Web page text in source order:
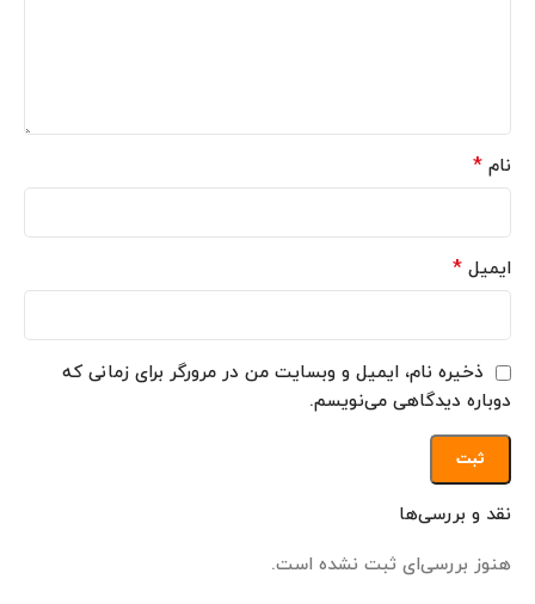
نقد و بررسی‌ها
هنوز بررسی‌ای ثبت نشده است.
نام *
ایمیل *
ذخیره نام، ایمیل و وبسایت من در مرورگر برای زمانی که
دوباره دیدگاهی می‌نویسم.